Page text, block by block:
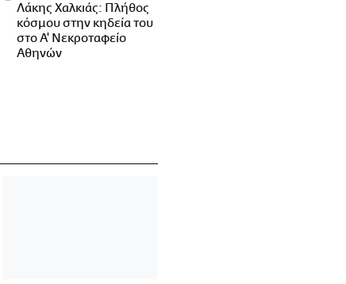
Λάκης Χαλκιάς: Πλήθος
κόσμου στην κηδεία του
στο Α' Νεκροταφείο
Αθηνών